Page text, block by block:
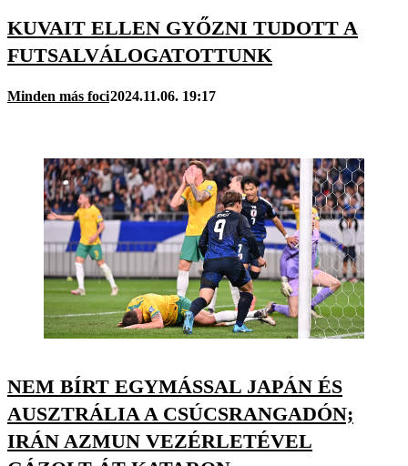
KUVAIT ELLEN GYŐZNI TUDOTT A
FUTSALVÁLOGATOTTUNK
Minden más foci2024.11.06. 19:17
NEM BÍRT EGYMÁSSAL JAPÁN ÉS
AUSZTRÁLIA A CSÚCSRANGADÓN;
IRÁN AZMUN VEZÉRLETÉVEL